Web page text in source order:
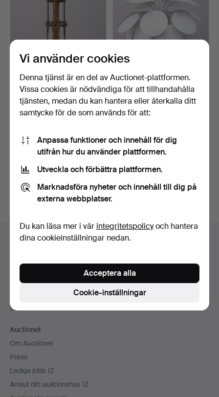
TAKLAMPA, JUGEND,
TIDIGT 1900-TAL.
Utvalt
CHRISTOPHE MATHIEU.
TAKLAMPA, "DISCOCO
LAR…
3 dagar
Bevaka sökning
Du kan också söka i vårt arkiv med avslutade auktioner
Sidfotsnavigation
Hjälp och kontakt
Alla auktionshus
Betalningsalternativ
Sociala medier
Auctionet
Om Auctionet
Press
Lediga jobb
Anslut ditt auktionshus
Vi använder cookies
Denna tjänst är en del av Auctionet-plattformen.
Vissa cookies är nödvändiga för att tillhandahålla
tjänsten, medan du kan hantera eller återkalla ditt
samtycke för de som används för att:
Anpassa funktioner och innehåll för dig
utifrån hur du använder plattformen.
Utveckla och förbättra plattformen.
Marknadsföra nyheter och innehåll till dig på
externa webbplatser.
Du kan läsa mer i vår integritetspolicyoch hantera
dina cookieinställningar nedan.
Cookie-inställningar
Acceptera alla